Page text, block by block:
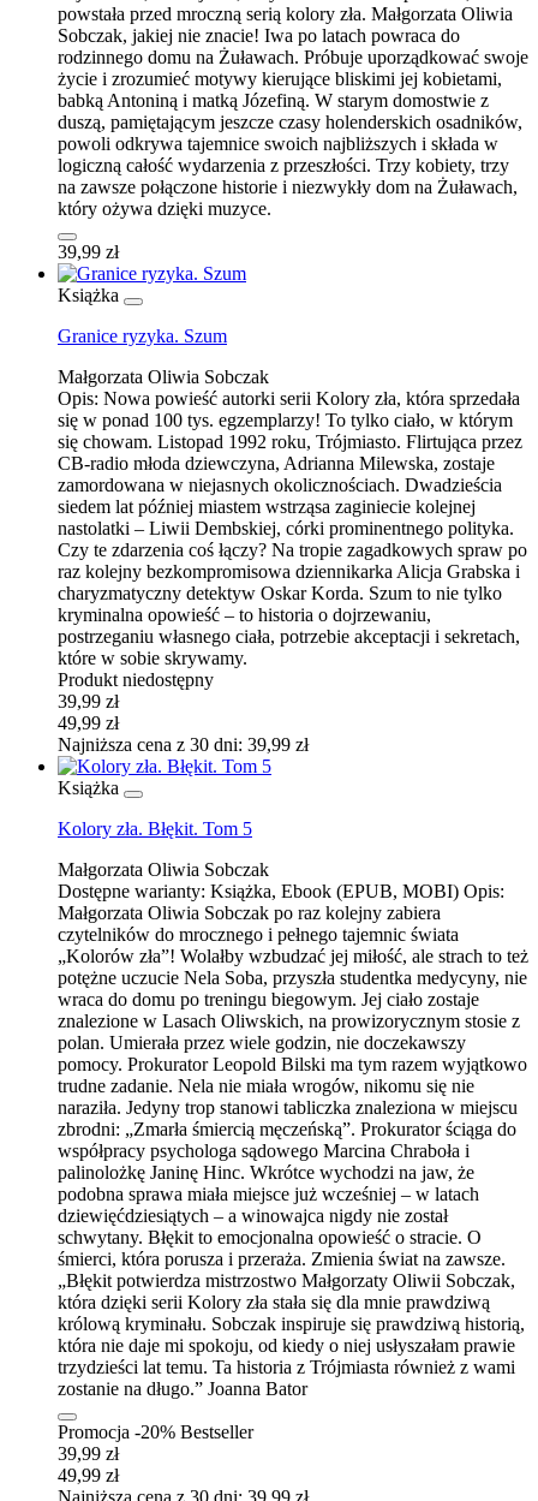
powstała przed mroczną serią kolory zła. Małgorzata Oliwia
Sobczak, jakiej nie znacie! Iwa po latach powraca do
rodzinnego domu na Żuławach. Próbuje uporządkować swoje
życie i zrozumieć motywy kierujące bliskimi jej kobietami,
babką Antoniną i matką Józefiną. W starym domostwie z
duszą, pamiętającym jeszcze czasy holenderskich osadników,
powoli odkrywa tajemnice swoich najbliższych i składa w
logiczną całość wydarzenia z przeszłości. Trzy kobiety, trzy
na zawsze połączone historie i niezwykły dom na Żuławach,
który ożywa dzięki muzyce.
39,99 zł
Książka
Granice ryzyka. Szum
Małgorzata Oliwia Sobczak
Opis: Nowa powieść autorki serii Kolory zła, która sprzedała
się w ponad 100 tys. egzemplarzy! To tylko ciało, w którym
się chowam. Listopad 1992 roku, Trójmiasto. Flirtująca przez
CB-radio młoda dziewczyna, Adrianna Milewska, zostaje
zamordowana w niejasnych okolicznościach. Dwadzieścia
siedem lat później miastem wstrząsa zaginiecie kolejnej
nastolatki – Liwii Dembskiej, córki prominentnego polityka.
Czy te zdarzenia coś łączy? Na tropie zagadkowych spraw po
raz kolejny bezkompromisowa dziennikarka Alicja Grabska i
charyzmatyczny detektyw Oskar Korda. Szum to nie tylko
kryminalna opowieść – to historia o dojrzewaniu,
postrzeganiu własnego ciała, potrzebie akceptacji i sekretach,
które w sobie skrywamy.
Produkt niedostępny
39,99 zł
49,99 zł
Najniższa cena z 30 dni: 39,99 zł
Książka
Kolory zła. Błękit. Tom 5
Małgorzata Oliwia Sobczak
Dostępne warianty: Książka, Ebook (EPUB, MOBI) Opis:
Małgorzata Oliwia Sobczak po raz kolejny zabiera
czytelników do mrocznego i pełnego tajemnic świata
„Kolorów zła”! Wolałby wzbudzać jej miłość, ale strach to też
potężne uczucie Nela Soba, przyszła studentka medycyny, nie
wraca do domu po treningu biegowym. Jej ciało zostaje
znalezione w Lasach Oliwskich, na prowizorycznym stosie z
polan. Umierała przez wiele godzin, nie doczekawszy
pomocy. Prokurator Leopold Bilski ma tym razem wyjątkowo
trudne zadanie. Nela nie miała wrogów, nikomu się nie
naraziła. Jedyny trop stanowi tabliczka znaleziona w miejscu
zbrodni: „Zmarła śmiercią męczeńską”. Prokurator ściąga do
współpracy psychologa sądowego Marcina Chraboła i
palinolożkę Janinę Hinc. Wkrótce wychodzi na jaw, że
podobna sprawa miała miejsce już wcześniej – w latach
dziewięćdziesiątych – a winowajca nigdy nie został
schwytany. Błękit to emocjonalna opowieść o stracie. O
śmierci, która porusza i przeraża. Zmienia świat na zawsze.
„Błękit potwierdza mistrzostwo Małgorzaty Oliwii Sobczak,
która dzięki serii Kolory zła stała się dla mnie prawdziwą
królową kryminału. Sobczak inspiruje się prawdziwą historią,
która nie daje mi spokoju, od kiedy o niej usłyszałam prawie
trzydzieści lat temu. Ta historia z Trójmiasta również z wami
zostanie na długo.” Joanna Bator
Promocja -20% Bestseller
39,99 zł
49,99 zł
Najniższa cena z 30 dni: 39,99 zł